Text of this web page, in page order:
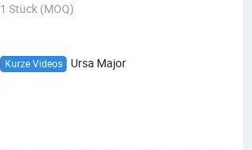
1 Stück (MOQ)
Kurze Videos Ursa Major